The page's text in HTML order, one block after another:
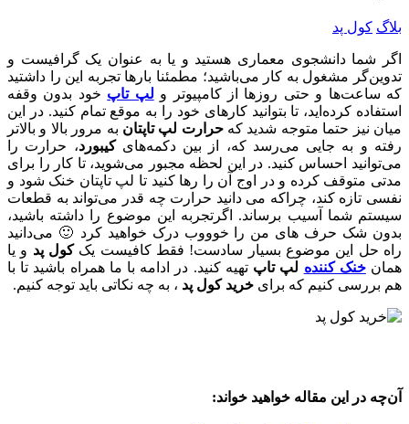
بلاگ کول پد
اگر شما دانشجوی معماری هستید و یا به عنوان یک گرافیست و
تدوین‌گر مشغول به کار می‌باشید؛ مطمئنا بارها تجربه این را داشتید
که ساعت‌ها و حتی روزها از کامپیوتر و لپ تاپ خود بدون وقفه
استفاده کرده‌اید، تا بتوانید کارهای خود را به موقع تمام کنید. در این
میان نیز حتما متوجه شدید که حرارت لپ تاپتان به مرور بالا و بالاتر
رفته و به جایی می‌رسد که، از بین دکمه‌های کیبورد، حرارت را
می‌توانید احساس کنید. در این لحظه مجبور می‌شوید، تا کار را برای
مدتی متوقف کرده و در اوج آن را رها کنید تا لپ تاپتان خنک شود و
نفسی تازه کند، چراکه می دانید حرارت چه قدر می‌تواند به قطعات
سیستم شما آسیب برساند. اگرتجربه این موضوع را داشته باشید،
بدون شک حرف های من را خوووب درک خواهید کرد 🙂 می‌دانید
راه حل این موضوع بسیار سادست! فقط کافیست یککول پد و یا
همانخنک کننده لپ تاپ تهیه کنید. در ادامه با ما همراه باشید تا با
هم بررسی کنیم که برای خرید کول پد ، به چه نکاتی باید توجه کنیم.
آن‌چه در این مقاله خواهید خواند: